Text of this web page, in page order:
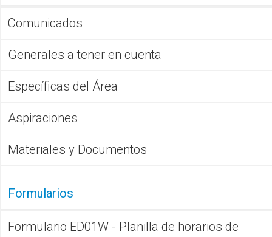
Comunicados
Generales a tener en cuenta
Específicas del Área
Aspiraciones
Materiales y Documentos
Formularios
Formulario ED01W - Planilla de horarios de